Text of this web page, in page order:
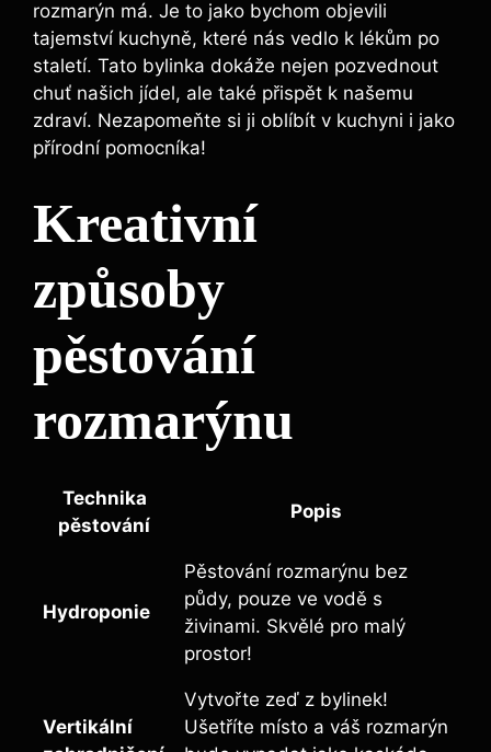
rozmarýn má. Je to jako bychom objevili
tajemství kuchyně, které ⁤nás vedlo k lékům ⁢po
staletí. Tato bylinka dokáže⁤ nejen pozvednout
chuť našich jídel, ale také přispět k našemu
zdraví. Nezapomeňte ⁤si​ ji oblíbít v kuchyni i jako
přírodní pomocníka!
Kreativní
způsoby
pěstování
rozmarýnu
Technika
pěstování
Popis
Hydroponie
Pěstování rozmarýnu bez
půdy, pouze ve vodě s
živinami. Skvělé⁣ pro ⁢malý
prostor!
Vertikální
Vytvořte zeď z ‌bylinek!
Ušetříte místo a váš rozmarýn